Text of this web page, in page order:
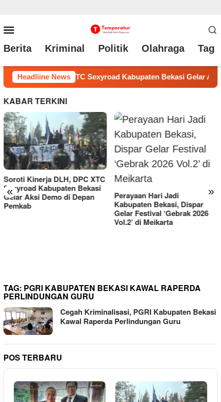
ke
konten
Mobile
Berita Kriminal Politik Olahraga Tag
Headliine News
Aksi Demo di Depan Pemkab Perayaan Hari Jadi
KABAR TERKINI
« »
Perayaan Hari Jadi
Kabupaten Bekasi, Dispar
LSM Triga Nusantara
TAG: PGRI KABUPATEN BEKASI KAWAL RAPERDA
PERLINDUNGAN GURU
Cegah Kriminalisasi, PGRI Kabupaten Bekasi
Kawal Raperda Perlindungan Guru
POS TERBARU